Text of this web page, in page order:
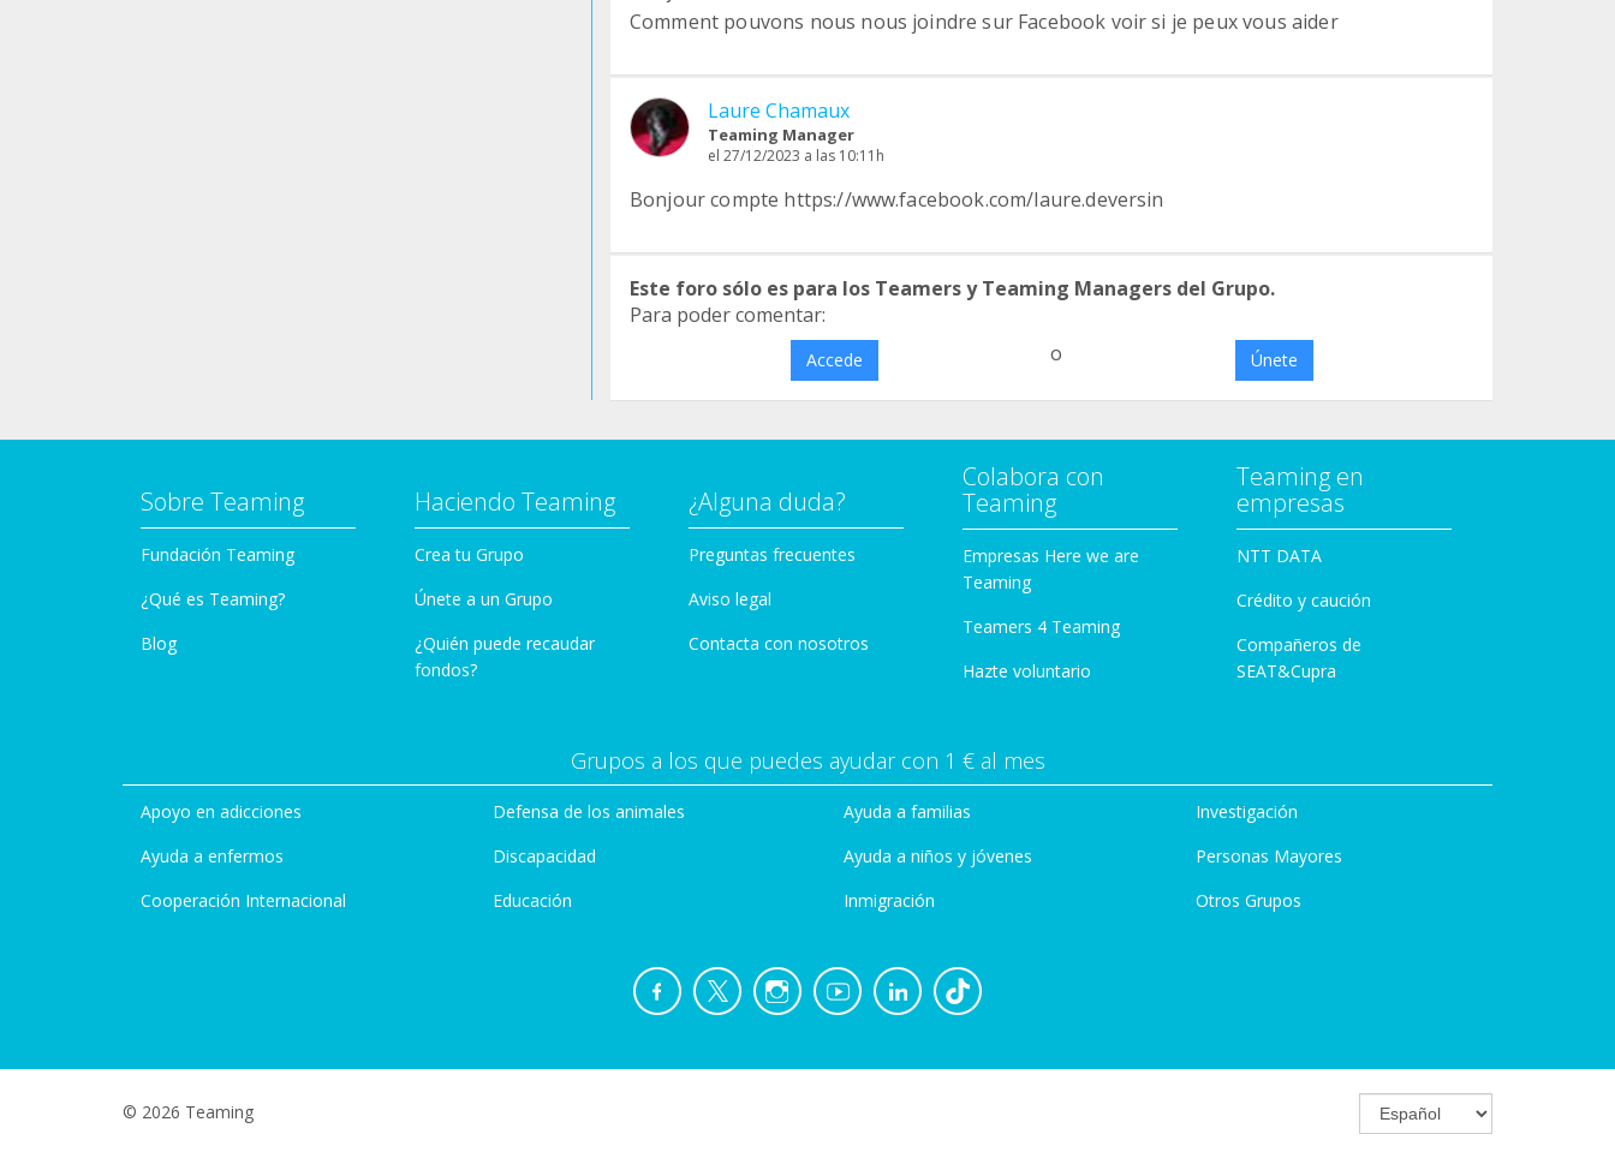
Comment pouvons nous nous joindre sur Facebook voir si je peux vous aider
Laure Chamaux
Teaming Manager
el 27/12/2023 a las 10:11h
Bonjour compte https://www.facebook.com/laure.deversin
Este foro sólo es para los Teamers y Teaming Managers del Grupo.
Para poder comentar:
Accede o Únete
Sobre Teaming
Fundación Teaming
¿Qué es Teaming?
Blog
Haciendo Teaming
Crea tu Grupo
Únete a un Grupo
¿Quién puede recaudar
fondos?
¿Alguna duda?
Preguntas frecuentes
Aviso legal
Contacta con nosotros
Colabora con
Teaming
Empresas Here we are
Teaming
Teamers 4 Teaming
Hazte voluntario
Teaming en
empresas
NTT DATA
Crédito y caución
Compañeros de
SEAT&Cupra
Grupos a los que puedes ayudar con 1 € al mes
Apoyo en adicciones
Ayuda a enfermos
Cooperación Internacional
Defensa de los animales
Discapacidad
Educación
Ayuda a familias
Ayuda a niños y jóvenes
Inmigración
Investigación
Personas Mayores
Otros Grupos
© 2026 Teaming